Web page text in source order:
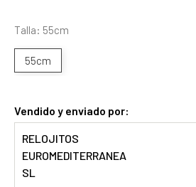
Talla: 55cm
55cm
Vendido y enviado por:
RELOJITOS
EUROMEDITERRANEA
SL